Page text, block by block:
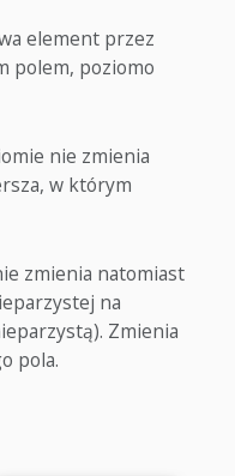
element przez
polem, poziomo
nie zmienia
w którym
zmienia natomiast
na
Zmienia
pola.